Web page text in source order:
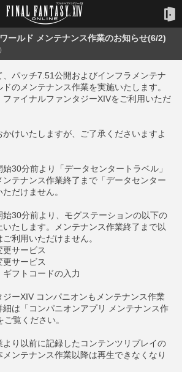
ールド メンテナンス作業のお知らせ(6/2)
パッチ7.51公開およびインフラメンテナ
のメンテナンス作業を実施いたします。
ファイナルファンタジーXIVをご利用いただ
けいたしますが、ご了承くださいますよ
30分前より「データセンタートラベル」
テナンス作業終了まで「データセンター
だけません。
30分前より、モグステーションの以下の
たします。メンテナンス作業終了まで以
利用いただけません。
サービス
サービス
フトコードの入力
ーXIV コンパニオンもメンテナンス作業
は「コンパニオンアプリ メンテナンス作
覧ください。
り以前に記録したコンテンツリプレイの
メンテナンス作業以降は再生できなくなり